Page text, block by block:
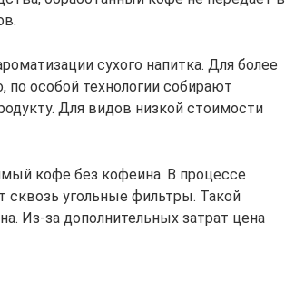
сухого напитка. Для более
по особой технологии собирают
Для видов низкой стоимости
кофе без кофеина. В процессе
сквозь угольные фильтры. Такой
Из-за дополнительных затрат цена